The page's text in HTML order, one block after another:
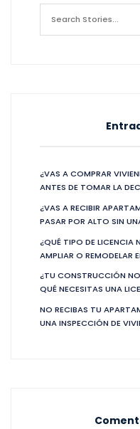
¿VAS A COMPRAR
ANTES DE TOMAR LA
¿VAS A RECIBIR
PASAR POR ALTO SIN
¿QUÉ TIPO DE LICENCIA
AMPLIAR O REMODELAR
¿TU CONSTRUCCIÓN
QUÉ NECESITAS UNA
NO RECIBAS TU
UNA INSPECCIÓN DE